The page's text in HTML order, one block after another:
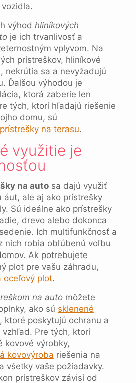
výhod hliníkových
je ich trvanlivosť a
vplyvom. Na
prístreškov, hliníkové
nekrútia sa a nevyžadujú
Ďalšou výhodou je
ktorá zaberie len
tých, ktorí hľadajú riešenie
domu, sú
na terasu.
využitie je
na autosa dajú využiť
áut, ale aj ako prístrešky
Sú ideálne ako prístrešky
drevo alebo dokonca
Ich multifunkčnosť a
nich robia obľúbenú voľbu
Ak potrebujete
plot pre vašu záhradu,
oceľový plot.
na automôžete
ako sú sklenené
ktoré poskytujú ochranu a
Pre tých, ktorí
kovové výrobky,
kovovýroba riešenia na
všetky vaše požiadavky.
prístreškov závisí od